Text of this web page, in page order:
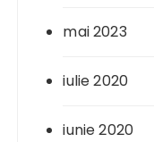
mai 2023
iulie 2020
iunie 2020